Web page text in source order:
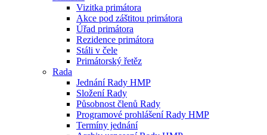
Vizitka primátora
Akce pod záštitou primátora
Úřad primátora
Rezidence primátora
Stáli v čele
Primátorský řetěz
Rada
Jednání Rady HMP
Složení Rady
Působnost členů Rady
Programové prohlášení Rady HMP
Termíny jednání